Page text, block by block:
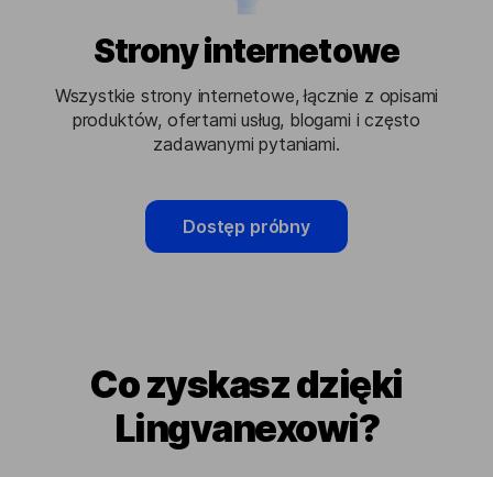
Strony internetowe
Wszystkie strony internetowe, łącznie z opisami
produktów, ofertami usług, blogami i często
zadawanymi pytaniami.
Dostęp próbny
Co zyskasz dzięki
Lingvanexowi?